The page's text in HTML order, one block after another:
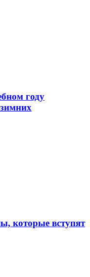
году
которые вступят